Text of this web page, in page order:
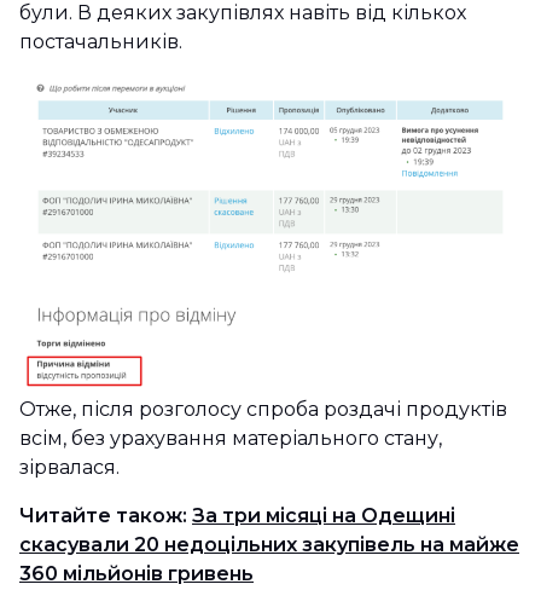
були. В деяких закупівлях навіть від кількох
постачальників.
Отже, після розголосу спроба роздачі продуктів
всім, без урахування матеріального стану,
зірвалася.
Читайте також: За три місяці на Одещині
скасували 20 недоцільних закупівель на майже
360 мільйонів гривень